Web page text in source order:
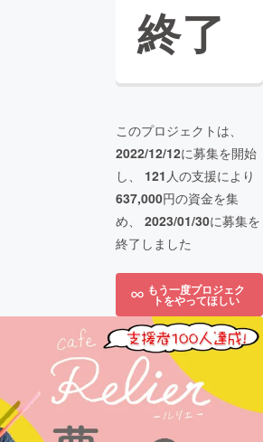
終了
このプロジェクトは、
2022/12/12に募集を開始
し、 121 人の支援により
637,000円の資金を集
め、 2023/01/30に募集を
終了しました
もう一度プロジェク
トをやってほしい